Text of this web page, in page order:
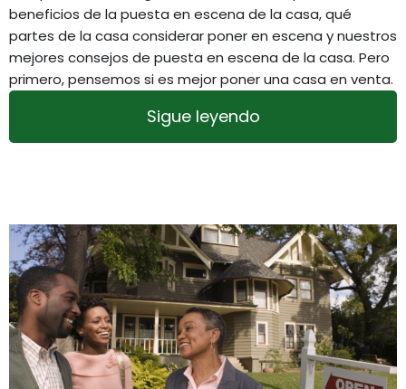
beneficios de la puesta en escena de la casa, qué
partes de la casa considerar poner en escena y nuestros
mejores consejos de puesta en escena de la casa. Pero
primero, pensemos si es mejor poner una casa en venta.
Sigue leyendo